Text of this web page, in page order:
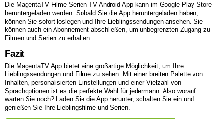
Die MagentaTV Filme Serien TV Android App kann im Google Play Store
heruntergeladen werden. Sobald Sie die App heruntergeladen haben,
können Sie sofort loslegen und Ihre Lieblingssendungen ansehen. Sie
können auch ein Abonnement abschließen, um unbegrenzten Zugang zu
Filmen und Serien zu erhalten.
Fazit
Die MagentaTV App bietet eine großartige Möglichkeit, um Ihre
Lieblingssendungen und Filme zu sehen. Mit einer breiten Palette von
Inhalten, personalisierten Einstellungen und einer Vielzahl von
Sprachoptionen ist es die perfekte Wahl für jedermann. Also worauf
warten Sie noch? Laden Sie die App herunter, schalten Sie ein und
genießen Sie Ihre Lieblingsfilme und Serien.